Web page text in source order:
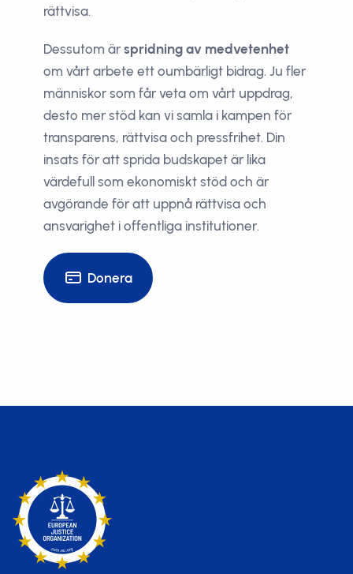
rättvisa.
Dessutom är spridning av medvetenhet
om vårt arbete ett oumbärligt bidrag. Ju fler
människor som får veta om vårt uppdrag,
desto mer stöd kan vi samla i kampen för
transparens, rättvisa och pressfrihet. Din
insats för att sprida budskapet är lika
värdefull som ekonomiskt stöd och är
avgörande för att uppnå rättvisa och
ansvarighet i offentliga institutioner.
Donera